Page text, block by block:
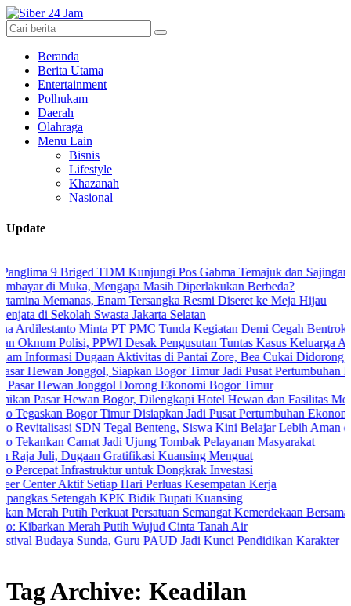
Beranda
Berita Utama
Entertainment
Polhukam
Daerah
Olahraga
Menu Lain
Bisnis
Lifestyle
Khazanah
Nasional
Update
Briged TDM Kunjungi Pos Gabma Temajuk dan Sajingan
Muka, Mengapa Masih Diperlakukan Berbeda?
Enam Tersangka Resmi Diseret ke Meja Hijau
Swasta Jakarta Selatan
Minta PT PMC Tunda Kegiatan Demi Cegah Bentrokan di
PPWI Desak Pengusutan Tuntas Kasus Keluarga Ambar
Dugaan Aktivitas di Pantai Zore, Bea Cukai Didorong Lakukan
Jonggol, Siapkan Bogor Timur Jadi Pusat Pertumbuhan Ekonomi
Jonggol Dorong Ekonomi Bogor Timur
Hewan Bogor, Dilengkapi Hotel Hewan dan Fasilitas Modern
Bogor Timur Disiapkan Jadi Pusat Pertumbuhan Ekonomi Baru
SDN Tegal Benteng, Siswa Kini Belajar Lebih Aman dan
Camat Jadi Ujung Tombak Pelayanan Masyarakat
Dugaan Gratifikasi Kuansing Menguat
Infrastruktur untuk Dongkrak Investasi
Aktif Setiap Hari Perluas Kesempatan Kerja
KPK Bidik Bupati Kuansing
Perkuat Persatuan Semangat Kemerdekaan Bersama Warga
Merah Putih Wujud Cinta Tanah Air
Sunda, Guru PAUD Jadi Kunci Pendidikan Karakter
Tag Archive: Keadilan